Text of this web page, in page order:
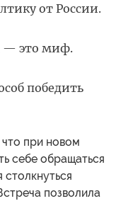
от России.
— это миф.
победить
что при новом
себе обращаться
столкнуться
позволила